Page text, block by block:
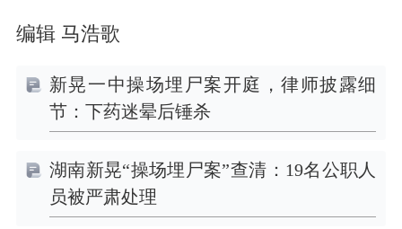
编辑 马浩歌
新晃一中操场埋尸案开庭，律师披露细
节：下药迷晕后锤杀
湖南新晃“操场埋尸案”查清：19名公职人
员被严肃处理